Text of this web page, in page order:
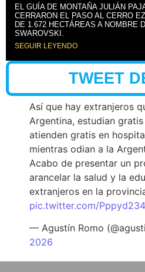
EL GUÍA DE MONTAÑA JULIÁN
CERRARON EL PASO AL CERRO
DE 1.672 HECTÁREAS A NOMBRE
SWAROVSKI.
SEGUIR LEYENDO
TWEET
Así que hay extranjeros
Argentina, estudian
atienden gratis en
mientras odian a la
Acabo de presentar un
arancelar la salud y la
extranjeros en la
pic.twitter.com/
— Agustín Romo
2026